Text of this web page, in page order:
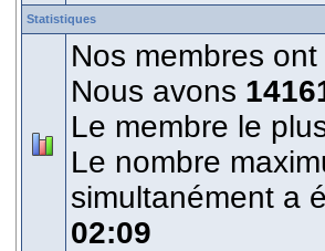
Statistiques
Nos membres
Nous avons
Le membre le
Le nombre
simultanément a
02:09